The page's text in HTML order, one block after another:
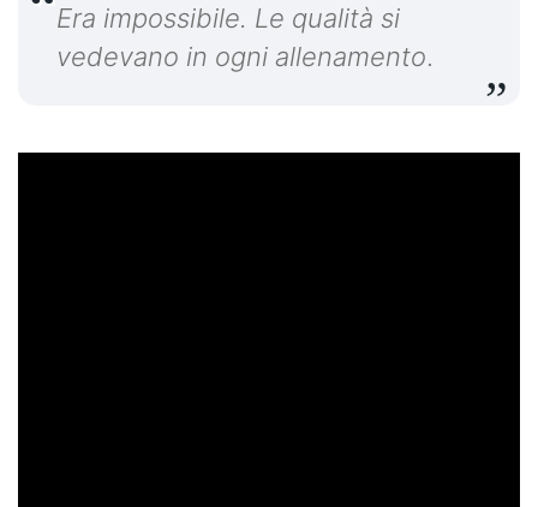
Era impossibile. Le qualità si
vedevano in ogni allenamento.